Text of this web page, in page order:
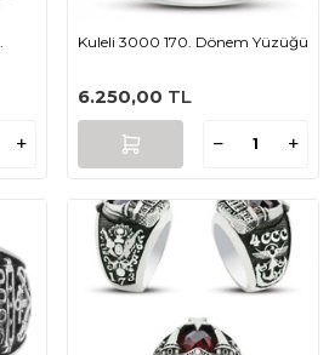
Kuleli 3000 170. Dönem Yüzüğü
6.250,00 TL